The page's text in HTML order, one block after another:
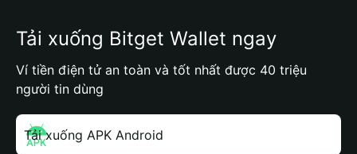
Tải xuống Bitget Wallet ngay
Ví tiền điện tử an toàn và tốt nhất được 40 triệu
người tin dùng
Tải xuống APK Android